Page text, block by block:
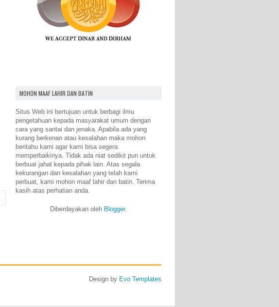
MOHON MAAF LAHIR DAN BATIN
Situs Web ini bertujuan untuk berbagi ilmu
pengetahuan kepada masyarakat umum dengan
cara yang santai dan jenaka. Apabila ada yang
kurang berkenan atau kesalahan maka mohon
beritahu kami agar kami bisa segera
memperbaikinya. Tidak ada niat sedikit pun untuk
berbuat jahat kepada pihak lain. Atas segala
kekurangan dan kesalahan yang telah kami
perbuat, kami mohon maaf lahir dan batin. Terima
kasih atas perhatian anda.
Diberdayakan oleh Blogger.
Design by Evo Templates